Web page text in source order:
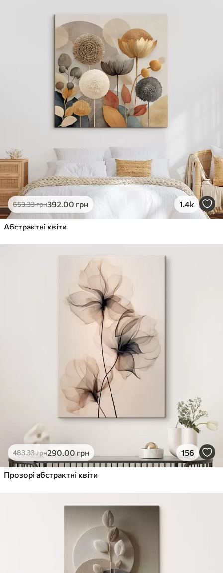
Яскраві, насичені кольори
Стійкість до вицвітання
Безпечне чорнило без запаху
Поверхня з текстурою полотна
Екологічний матеріал
грн
Яскраві, насичені кольори
Стійкість до вицвітання
✓ Поверхня з текстурою полотна
✗ Екологічний матеріал
Еко-Преміум
.00грн
✓Яскраві, насичені кольори
Поверхня з текстурою полотна
Екологічний матеріал
653.33грн392.00 грн 1.4k
Абстрактні квіти
483.33грн290.00 грн 156
Прозорі абстрактні квіти